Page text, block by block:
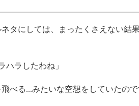
タにしては、まったくさえない結
ハラしたわね」
べる...みたいな空想をしていたの